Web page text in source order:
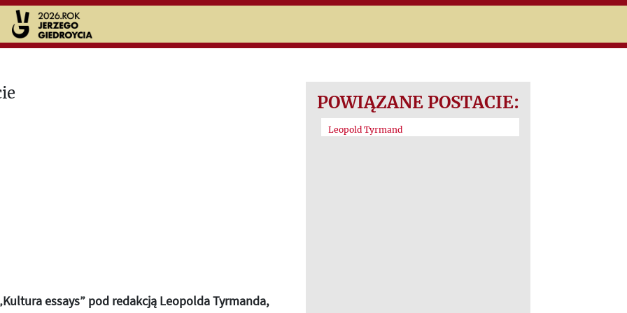
essays” pod redakcją Leopolda Tyrmanda,
POWIĄZANE POSTACIE:
Leopold Tyrmand